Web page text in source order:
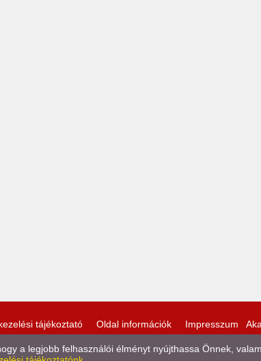
tájékoztató Oldal információk Impresszum
a legjobb felhasználói élményt nyújthassa Önnek,